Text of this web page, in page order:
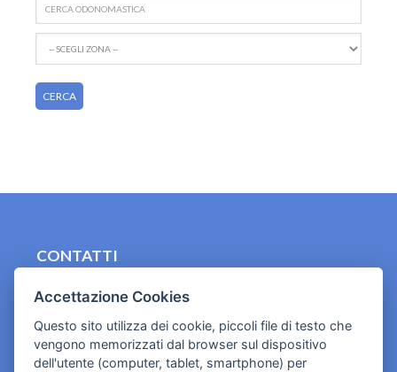
CONTATTI
Cookies e informativa privacy
Accettazione Cookies
Questo sito utilizza dei cookie, piccoli file di testo che
vengono memorizzati dal browser sul dispositivo
dell'utente (computer, tablet, smartphone) per